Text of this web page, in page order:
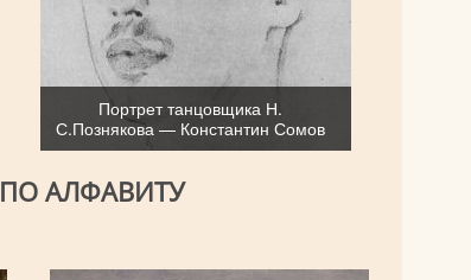
Портрет танцовщика Н.
С.Познякова — Константин Сомов
АЛФАВИТУ